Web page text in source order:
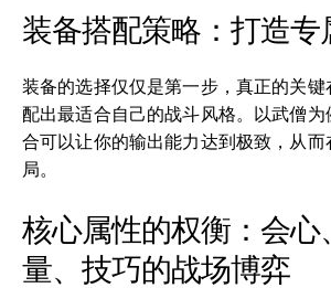
装备搭配策略：打造专
装备的选择仅仅是第一步，真正的关键
配出最适合自己的战斗风格。以武僧为
合可以让你的输出能力达到极致，从而
局。
核心属性的权衡：会心
量、技巧的战场博弈